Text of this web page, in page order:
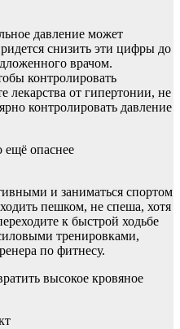
давление может
снизить эти цифры до
врачом.
контролировать
лекарства от гипертонии, не
контролировать давление
опаснее
и заниматься спортом
пешком, не спеша, хотя
к быстрой ходьбе
тренировками,
по фитнесу.
высокое кровяное